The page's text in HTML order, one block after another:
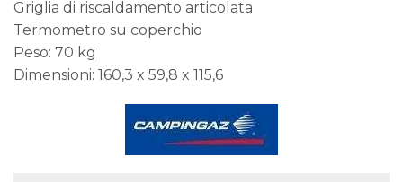
Griglia di riscaldamento articolata
Termometro su coperchio
Peso: 70 kg
Dimensioni: 160,3 x 59,8 x 115,6